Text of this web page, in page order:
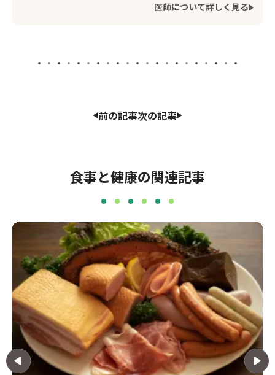
医師について詳しく見る
前の記事次の記事
食事と健康の関連記事